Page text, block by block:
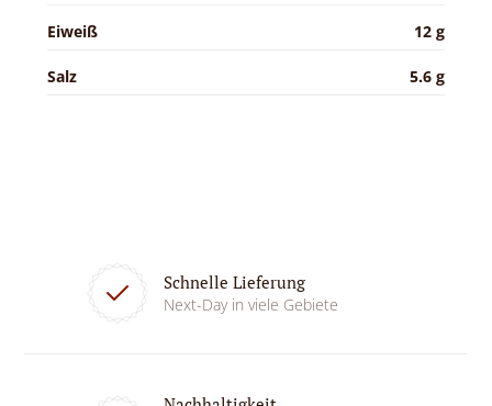
Eiweiß 12 g
Salz 5.6 g
Schnelle Lieferung
Next-Day in viele Gebiete